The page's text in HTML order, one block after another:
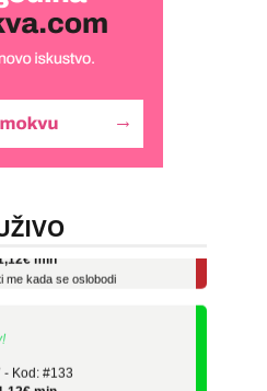
- Kod: #136
min
me kada se oslobodi
min